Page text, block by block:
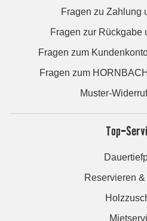
Fragen zu Zahlung
Fragen zur Rückgabe
Fragen zum
Fragen zum
Muster-
Top-
Reservieren